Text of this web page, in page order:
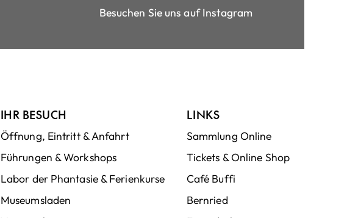
Besuchen Sie uns auf Instagram
IHR BESUCH
Öffnung, Eintritt & Anfahrt
Führungen & Workshops
Labor der Phantasie & Ferienkurse
Museumsladen
LINKS
Sammlung Online
Tickets & Online Shop
Café Buffi
Bernried